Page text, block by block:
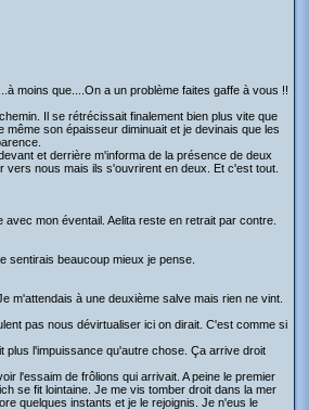
moins que....On a un problème faites gaffe à vous !!
Il se rétrécissait finalement bien plus vite que
son épaisseur diminuait et je devinais que les
et derrière m'informa de la présence de deux
nous mais ils s'ouvrirent en deux. Et c'est tout.
mon éventail. Aelita reste en retrait par contre.
sentirais beaucoup mieux je pense.
m'attendais à une deuxième salve mais rien ne vint.
pas nous dévirtualiser ici on dirait. C'est comme si
plus l'impuissance qu'autre chose. Ça arrive droit
l'essaim de frôlions qui arrivait. A peine le premier
se fit lointaine. Je me vis tomber droit dans la mer
quelques instants et je le rejoignis. Je n'eus le